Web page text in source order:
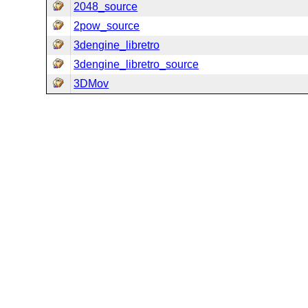
2048_source
2pow_source
3dengine_libretro
3dengine_libretro_source
3DMov